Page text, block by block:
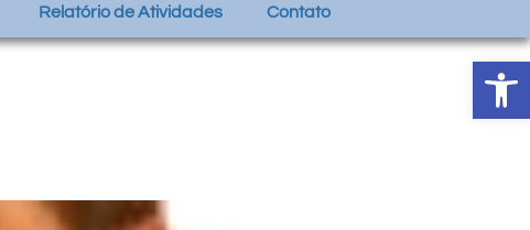
Relatório de Atividades Contato
Abrir